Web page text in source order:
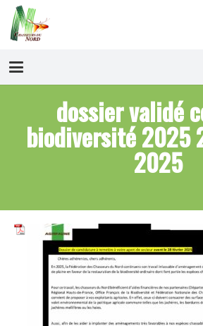
dossier validé
biodiversité 2025
2025